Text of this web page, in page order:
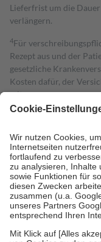
Lieferfrist um die
verlängern.
4Für
Rezept aus und der
gesetzliche
Kosten dafür, der
mit.
Grundsätzlich leisten
höchstens zehn Euro.
Kosten der Leistung zu
Diese Regeln gelten
Bei Heilmitteln und
Zuzahlung zehn
Verordnung.
Um das Engagement
stärken und die
fallenkeine